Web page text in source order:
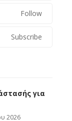
Follow
Subscribe
για
2026